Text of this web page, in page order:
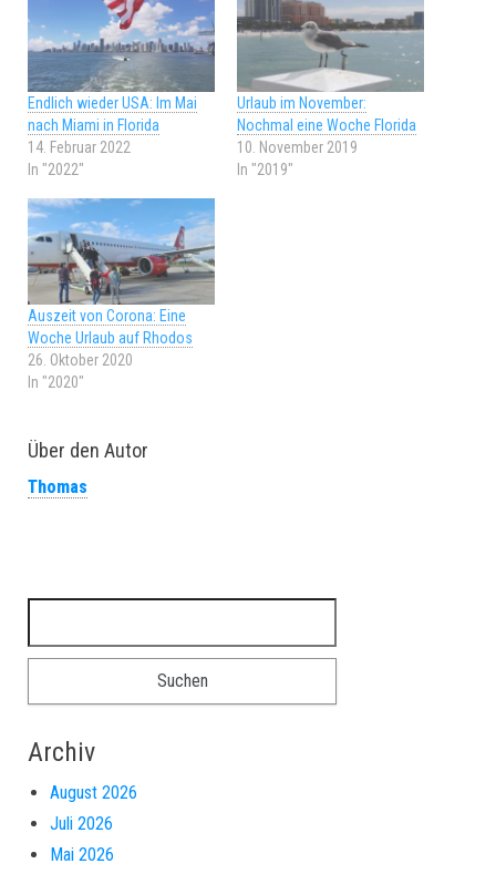
Endlich wieder USA: Im Mai
nach Miami in Florida
14. Februar 2022
In "2022"
Urlaub im November:
Nochmal eine Woche Florida
10. November 2019
In "2019"
Auszeit von Corona: Eine
Woche Urlaub auf Rhodos
26. Oktober 2020
In "2020"
Über den Autor
Thomas
Archiv
August 2026
Juli 2026
Mai 2026